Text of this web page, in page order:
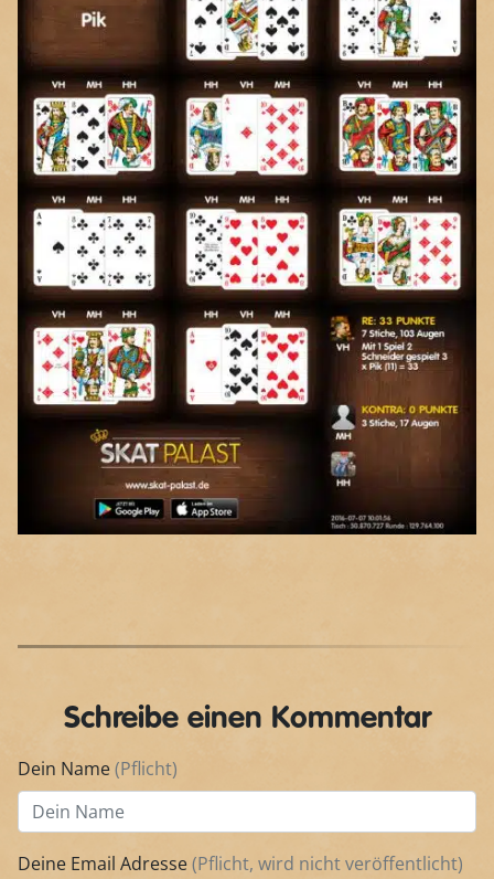
Schreibe einen Kommentar
Dein Name(Pflicht)
Deine Email Adresse(Pflicht, wird nicht veröffentlicht)